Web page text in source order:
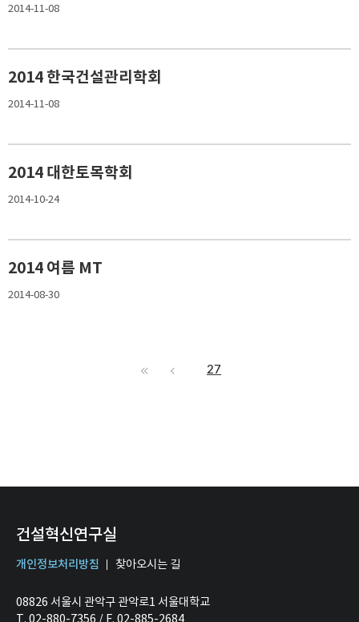
2014-11-08
2014 한국건설관리학회
2014-11-08
2014 대한토목학회
2014-10-24
2014 여름 MT
2014-08-30
27
건설혁신연구실
개인정보처리방침 찾아오시는 길
08826 서울시 관악구 관악로1 서울대학교
T. 02-880-7356 / F. 02-885-2684